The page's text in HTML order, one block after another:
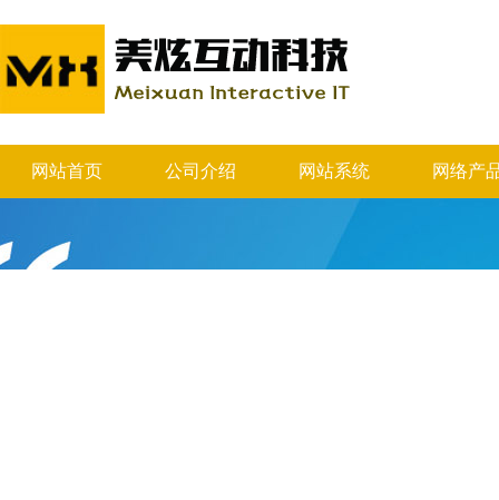
网站首页 公司介绍 网站系统 网络产